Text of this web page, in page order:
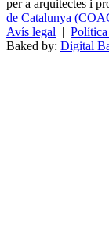
per a arquitectes i
de Catalunya
Avís legal
Baked by: Digital